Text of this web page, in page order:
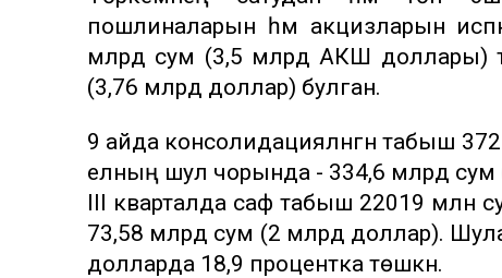
пошлиналарын һәм акцизларын
млрд сум (3,5 млрд АКШ доллары)
(3,76 млрд доллар) булган.
9 айда консолидацияләнгән табыш
елның шул чорында - 334,6 млрд сум
III кварталда саф табыш 22019 млн
73,58 млрд сум (2 млрд доллар).
долларда 18,9 процентка төшкән.